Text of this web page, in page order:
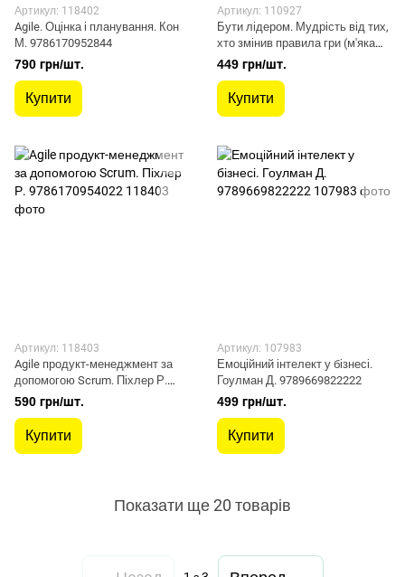
Артикул: 118402
Agile. Оцінка і планування. Кон
М. 9786170952844
790 грн/шт.
Купити
Артикул: 110927
Бути лідером. Мудрість від тих,
хто змінив правила гри (м'яка
обкл.) Рубенштейн Д.
9786177965465
449 грн/шт.
Купити
Артикул: 118403
Agile продукт-менеджмент за
допомогою Scrum. Піхлер Р.
9786170954022
590 грн/шт.
Купити
Артикул: 107983
Емоційний інтелект у бізнесі.
Гоулман Д. 9789669822222
499 грн/шт.
Купити
Показати ще 20 товарів